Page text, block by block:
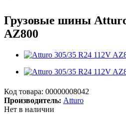
Грузовые шины Atturo
AZ800
Код товара: 00000008042
Производитель: Atturo
Нет в наличии